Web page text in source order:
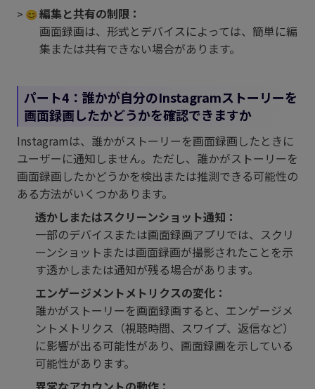
編集と共有の制限：
画面録画は、形式とデバイスによっては、簡単に編
集または共有できない場合があります。
パート4：誰かが自分のInstagramストーリーを
画面録画したかどうかを確認できますか
Instagramは、誰かがストーリーを画面録画したときに
ユーザーに通知しません。ただし、誰かがストーリーを
画面録画したかどうかを検出または推測できる可能性の
ある方法がいくつかあります。
透かしまたはスクリーンショット通知：
一部のデバイスまたは画面録画アプリでは、スクリ
ーンショットまたは画面録画が撮影されたことを示
す透かしまたは通知が残る場合があります。
エンゲージメントメトリクスの変化：
誰かがストーリーを画面録画すると、エンゲージメ
ントメトリクス（視聴時間、スワイプ、返信など）
に影響が出る可能性があり、画面録画を示している
可能性があります。